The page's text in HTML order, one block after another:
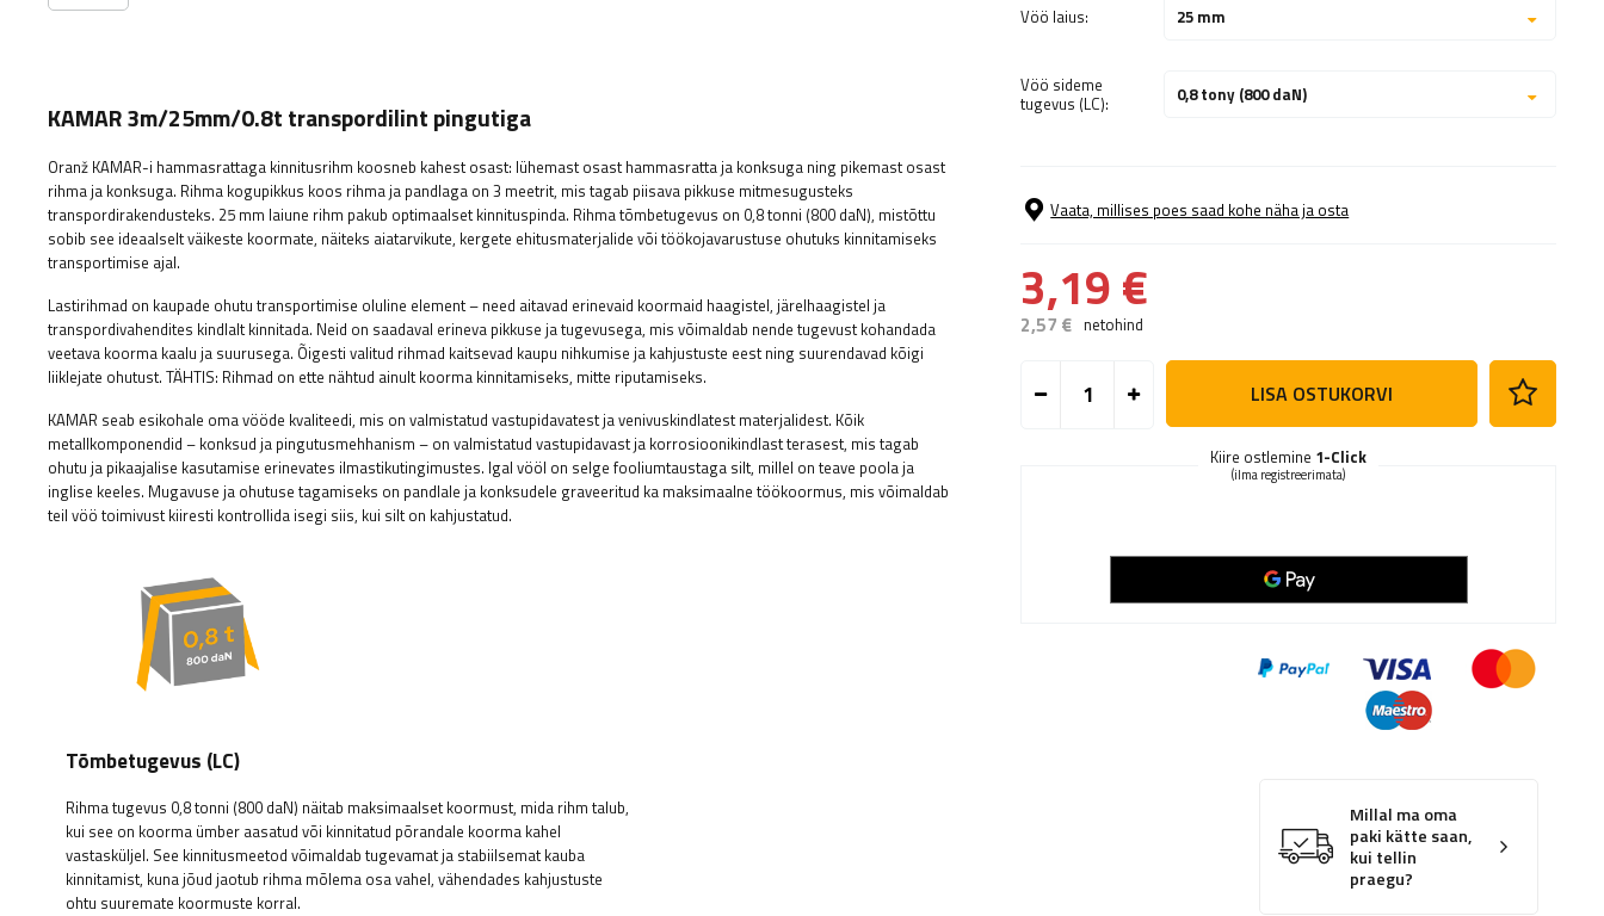
Vöö laius: 25 mm
Vöö sideme
tugevus (LC):
0,8 tony (800 daN)
Vaata, millises poes saad kohe näha ja osta
3,19 €
2,57 € netohind
LISA OSTUKORVI
Kiire ostlemine 1-Click
(ilma registreerimata)
Millal ma oma
paki kätte saan,
kui tellin
praegu?
KAMAR 3m/25mm/0.8t transpordilint pingutiga
Oranž KAMAR-i hammasrattaga kinnitusrihm koosneb kahest osast: lühemast osast hammasratta ja konksuga ning pikemast osast
rihma ja konksuga. Rihma kogupikkus koos rihma ja pandlaga on 3 meetrit, mis tagab piisava pikkuse mitmesugusteks
transpordirakendusteks. 25 mm laiune rihm pakub optimaalset kinnituspinda. Rihma tõmbetugevus on 0,8 tonni (800 daN), mistõttu
sobib see ideaalselt väikeste koormate, näiteks aiatarvikute, kergete ehitusmaterjalide või töökojavarustuse ohutuks kinnitamiseks
transportimise ajal.
Lastirihmad on kaupade ohutu transportimise oluline element – ​​need aitavad erinevaid koormaid haagistel, järelhaagistel ja
transpordivahendites kindlalt kinnitada. Neid on saadaval erineva pikkuse ja tugevusega, mis võimaldab nende tugevust kohandada
veetava koorma kaalu ja suurusega. Õigesti valitud rihmad kaitsevad kaupu nihkumise ja kahjustuste eest ning suurendavad kõigi
liiklejate ohutust. TÄHTIS: Rihmad on ette nähtud ainult koorma kinnitamiseks, mitte riputamiseks.
KAMAR seab esikohale oma vööde kvaliteedi, mis on valmistatud vastupidavatest ja venivuskindlatest materjalidest. Kõik
metallkomponendid – konksud ja pingutusmehhanism – on valmistatud vastupidavast ja korrosioonikindlast terasest, mis tagab
ohutu ja pikaajalise kasutamise erinevates ilmastikutingimustes. Igal vööl on selge fooliumtaustaga silt, millel on teave poola ja
inglise keeles. Mugavuse ja ohutuse tagamiseks on pandlale ja konksudele graveeritud ka maksimaalne töökoormus, mis võimaldab
teil vöö toimivust kiiresti kontrollida isegi siis, kui silt on kahjustatud.
Tõmbetugevus (LC)
Rihma tugevus 0,8 tonni (800 daN) näitab maksimaalset koormust, mida rihm talub,
kui see on koorma ümber aasatud või kinnitatud põrandale koorma kahel
vastasküljel. See kinnitusmeetod võimaldab tugevamat ja stabiilsemat kauba
kinnitamist, kuna jõud jaotub rihma mõlema osa vahel, vähendades kahjustuste
ohtu suuremate koormuste korral.